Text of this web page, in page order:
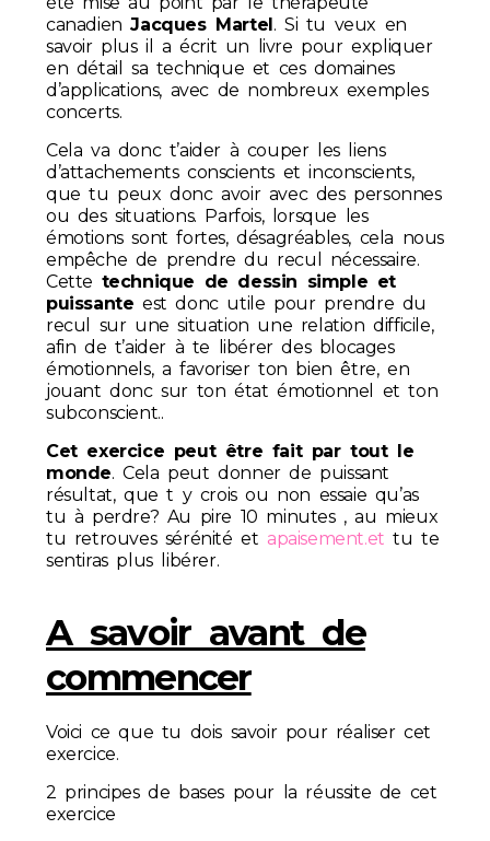
canadienJacques Martel . Si tu veux en
savoir plus il a écrit un livre pour expliquer
en détail sa technique et ces domaines
d’applications, avec de nombreux exemples
concerts.
Cela va donc t’aider à couper les liens
d’attachements conscients et inconscients,
que tu peux donc avoir avec des personnes
ou des situations. Parfois, lorsque les
émotions sont fortes, désagréables, cela nous
empêche de prendre du recul nécessaire.
Cette technique de dessin simple et
puissante est donc utile pour prendre du
recul sur une situation une relation difficile,
afin de t’aider à te libérer des blocages
émotionnels, a favoriser ton bien être, en
jouant donc sur ton état émotionnel et ton
subconscient..
Cet exercice peut être fait par tout le
monde. Cela peut donner de puissant
résultat, que t y crois ou non essaie qu’as
tu à perdre? Au pire 10 minutes , au mieux
tu retrouves sérénité et apaisement.et tu te
sentiras plus libérer.
A savoir avant de
commencer
Voici ce que tu dois savoir pour réaliser cet
exercice.
2 principes de bases pour la réussite de cet
exercice